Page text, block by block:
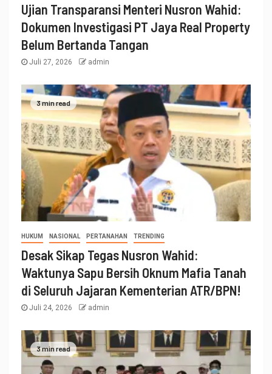
Ujian Transparansi Menteri Nusron Wahid:
Dokumen Investigasi PT Jaya Real Property
Belum Bertanda Tangan
Juli 27, 2026 admin
3 min read
HUKUM NASIONAL PERTANAHAN TRENDING
Desak Sikap Tegas Nusron Wahid:
Waktunya Sapu Bersih Oknum Mafia Tanah
di Seluruh Jajaran Kementerian ATR/BPN!
Juli 24, 2026 admin
3 min read